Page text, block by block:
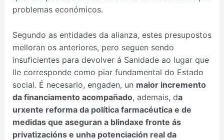
problemas económicos.
Segundo as entidades da alianza, estes presupostos
melloran os anteriores, pero seguen sendo
insuficientes para devolver á Sanidade ao lugar que
lle corresponde como piar fundamental do Estado
social. É necesario, engaden, un maior incremento
da financiamento acompañado, ademais, da
urxente reforma da política farmacéutica e de
medidas que aseguran a blindaxe fronte ás
privatizacións e unha potenciación real da